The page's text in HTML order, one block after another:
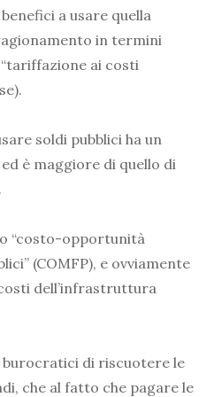
a usare quella
in termini
ai costi
soldi pubblici ha un
è maggiore di quello di
“costo-opportunità
(COMFP), e ovviamente
dell’infrastruttura
burocratici di riscuotere le
che al fatto che pagare le